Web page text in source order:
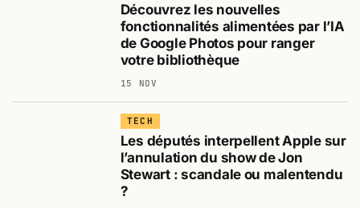
Découvrez les nouvelles
fonctionnalités alimentées par l’IA
de Google Photos pour ranger
votre bibliothèque
15 NOV
TECH
Les députés interpellent Apple sur
l’annulation du show de Jon
Stewart : scandale ou malentendu
?